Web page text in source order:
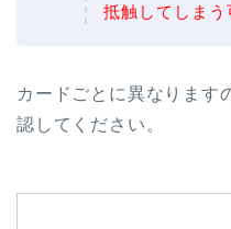
抵触してしまう
カードごとに異なります
認してください。